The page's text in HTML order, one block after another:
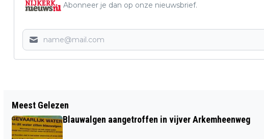
Abonneer je dan op onze nieuwsbrief.
SPARTA/DJOPS WINT DOELPUNTRIJKE
WEDSTRIJD TEGEN FORTISSIMO
Meest Gelezen
Blauwalgen aangetroffen in vijver Arkemheenweg